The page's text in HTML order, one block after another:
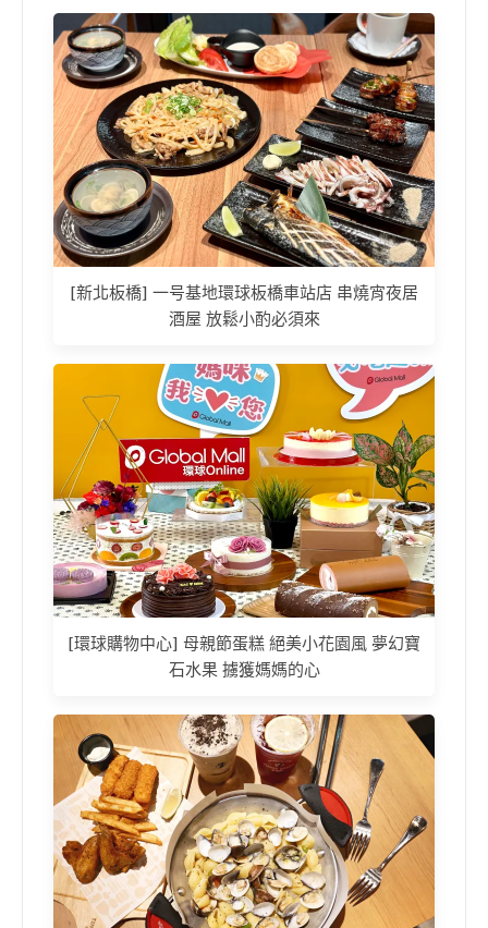
[新北板橋] 一号基地環球板橋車站店 串燒宵夜居
酒屋 放鬆小酌必須來
[環球購物中心] 母親節蛋糕 絕美小花園風 夢幻寶
石水果 擄獲媽媽的心